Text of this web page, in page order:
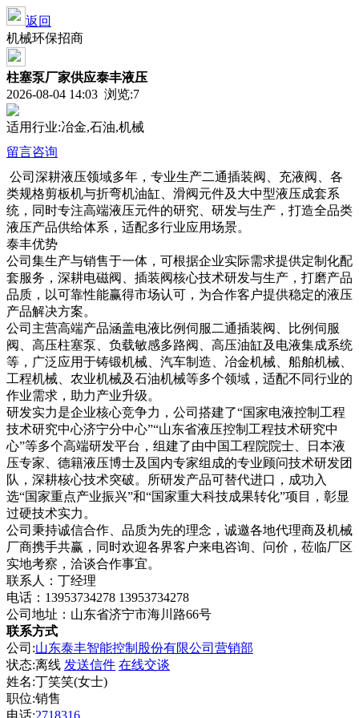
返回
机械环保招商
柱塞泵厂家供应泰丰液压
2026-08-04 14:03 浏览:7
适用行业:冶金,石油,机械
留言咨询
公司深耕液压领域多年，专业生产二通插装阀、充液阀、各
类规格剪板机与折弯机油缸、滑阀元件及大中型液压成套系
统，同时专注高端液压元件的研究、研发与生产，打造全品类
液压产品供给体系，适配多行业应用场景。
泰丰优势
公司集生产与销售于一体，可根据企业实际需求提供定制化配
套服务，深耕电磁阀、插装阀核心技术研发与生产，打磨产品
品质，以可靠性能赢得市场认可，为合作客户提供稳定的液压
产品解决方案。
公司主营高端产品涵盖电液比例伺服二通插装阀、比例伺服
阀、高压柱塞泵、负载敏感多路阀、高压油缸及电液集成系统
等，广泛应用于铸锻机械、汽车制造、冶金机械、船舶机械、
工程机械、农业机械及石油机械等多个领域，适配不同行业的
作业需求，助力产业升级。
研发实力是企业核心竞争力，公司搭建了“国家电液控制工程
技术研究中心济宁分中心”“山东省液压控制工程技术研究中
心”等多个高端研发平台，组建了由中国工程院院士、日本液
压专家、德籍液压博士及国内专家组成的专业顾问技术研发团
队，深耕核心技术突破。所研发产品可替代进口，成功入
选“国家重点产业振兴”和“国家重大科技成果转化”项目，彰显
过硬技术实力。
公司秉持诚信合作、品质为先的理念，诚邀各地代理商及机械
厂商携手共赢，同时欢迎各界客户来电咨询、问价，莅临厂区
实地考察，洽谈合作事宜。
联系人：丁经理
电话：13953734278 13953734278
公司地址：山东省济宁市海川路66号
联系方式
公司:山东泰丰智能控制股份有限公司营销部
状态:离线 发送信件 在线交谈
姓名:丁笑笑(女士)
职位:销售
电话:2718316